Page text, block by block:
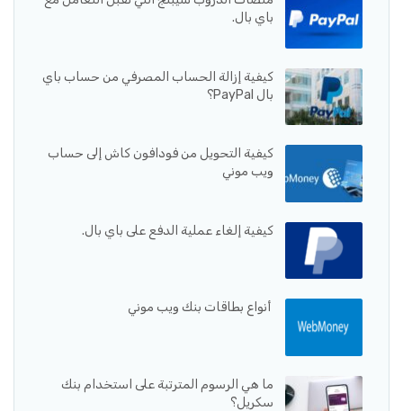
باي بال.
كيفية إزالة الحساب المصرفي من حساب باي
بال PayPal؟
كيفية التحويل من فودافون كاش إلى حساب
ويب موني
كيفية إلغاء عملية الدفع على باي بال.
أنواع بطاقات بنك ويب موني
ما هي الرسوم المترتبة على استخدام بنك
سكريل؟